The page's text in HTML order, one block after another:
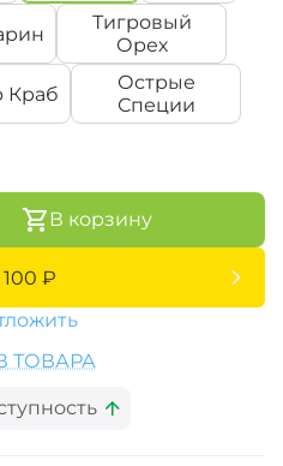
Тигровый
Орех
Краб
Острые
Специи
В корзину
100 ₽
ТОВАРА